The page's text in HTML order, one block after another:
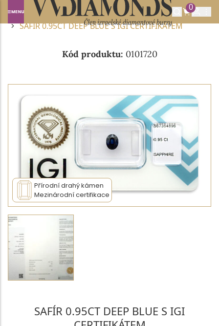
0
Domů DRAHOKAMY A POLODRAHOKAMY
SAFÍR
SAFÍR 0.95CT DEEP BLUE S IGI CERTIFIKÁTEM
Kód produktu: 0101720
Přírodní drahý kámen
Mezinárodní certifikace
SAFÍR 0.95CT DEEP BLUE S IGI